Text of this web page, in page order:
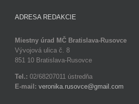
ADRESA REDAKCIE
Miestny úrad MČ Bratislava-Rusovce
Vývojová ulica č. 8
851 10 Bratislava-Rusovce
Tel.: 02/68207011 ústredňa
E-mail: veronika.rusovce@gmail.com